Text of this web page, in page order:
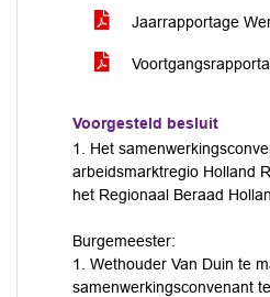
Jaarrapportage
Voorgesteld besluit
1. Het
arbeidsmarktregio Holland
het Regionaal Beraad
Burgemeester:
1. Wethouder Van Duin te
samenwerkingsconvenant